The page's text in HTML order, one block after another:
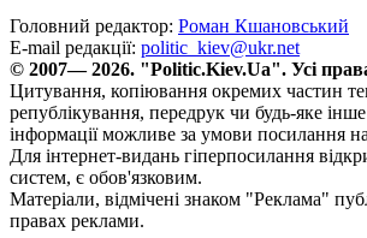
Головний редактор: Роман Кшановський
E-mail редакції: politic_kiev@ukr.net
© 2007— 2026. "Politic.Kiev.Ua". Усі
Цитування, копіювання окремих частин
републікування, передрук чи будь-яке
інформації можливе за умови посилання
Для інтернет-видань гіперпосилання
систем, є обов'язковим.
Матеріали, відмічені знаком "Реклама"
правах реклами.